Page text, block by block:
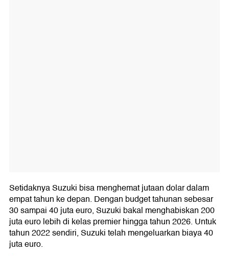
Setidaknya Suzuki bisa menghemat jutaan dolar dalam
empat tahun ke depan. Dengan budget tahunan sebesar
30 sampai 40 juta euro, Suzuki bakal menghabiskan 200
juta euro lebih di kelas premier hingga tahun 2026. Untuk
tahun 2022 sendiri, Suzuki telah mengeluarkan biaya 40
juta euro.